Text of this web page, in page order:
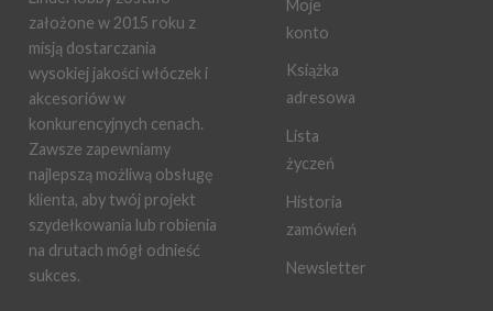
założone w 2015 roku z
misją dostarczania
wysokiej jakości włóczek i
akcesoriów w
konkurencyjnych cenach.
Zawsze zapewniamy
najlepszą możliwą obsługę
klienta, aby twój projekt
szydełkowania lub robienia
na drutach mógł odnieść
sukces.
Moje
konto
Książka
adresowa
Lista
życzeń
Historia
zamówień
Newsletter